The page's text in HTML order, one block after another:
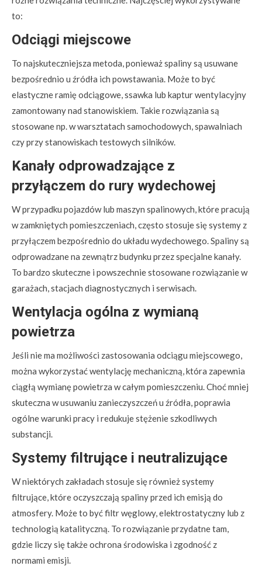
to:
Odciągi miejscowe
To najskuteczniejsza metoda, ponieważ spaliny są usuwane
bezpośrednio u źródła ich powstawania. Może to być
elastyczne ramię odciągowe, ssawka lub kaptur wentylacyjny
zamontowany nad stanowiskiem. Takie rozwiązania są
stosowane np. w warsztatach samochodowych, spawalniach
czy przy stanowiskach testowych silników.
Kanały odprowadzające z
przyłączem do rury wydechowej
W przypadku pojazdów lub maszyn spalinowych, które pracują
w zamkniętych pomieszczeniach, często stosuje się systemy z
przyłączem bezpośrednio do układu wydechowego. Spaliny są
odprowadzane na zewnątrz budynku przez specjalne kanały.
To bardzo skuteczne i powszechnie stosowane rozwiązanie w
garażach, stacjach diagnostycznych i serwisach.
Wentylacja ogólna z wymianą
powietrza
Jeśli nie ma możliwości zastosowania odciągu miejscowego,
można wykorzystać wentylację mechaniczną, która zapewnia
ciągłą wymianę powietrza w całym pomieszczeniu. Choć mniej
skuteczna w usuwaniu zanieczyszczeń u źródła, poprawia
ogólne warunki pracy i redukuje stężenie szkodliwych
substancji.
Systemy filtrujące i neutralizujące
W niektórych zakładach stosuje się również systemy
filtrujące, które oczyszczają spaliny przed ich emisją do
atmosfery. Może to być filtr węglowy, elektrostatyczny lub z
technologią katalityczną. To rozwiązanie przydatne tam,
gdzie liczy się także ochrona środowiska i zgodność z
normami emisji.